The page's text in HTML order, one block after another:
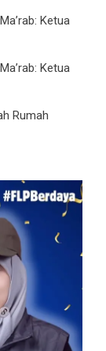
Ketua
Ketua
Rumah